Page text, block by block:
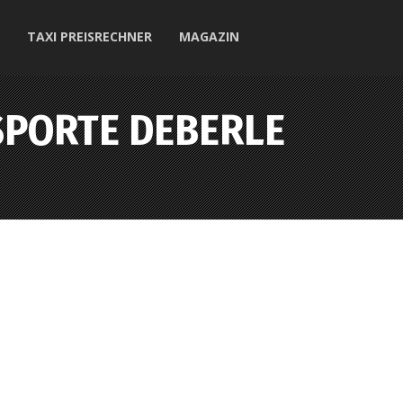
TAXI PREISRECHNER MAGAZIN
DEBERLE